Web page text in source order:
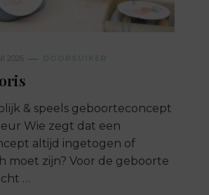
2026
& speels geboorteconcept
Wie zegt dat een
altijd ingetogen of
moet zijn? Voor de geboorte
…